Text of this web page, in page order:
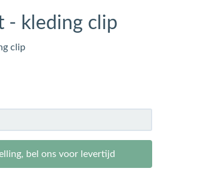
- kleding clip
clip
bel ons voor levertijd